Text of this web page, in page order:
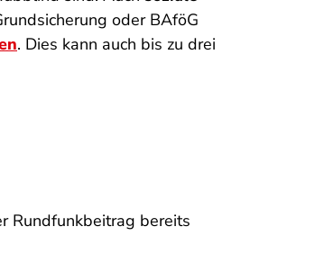
oder BAföG
. Dies kann auch bis zu drei
Rundfunkbeitrag bereits